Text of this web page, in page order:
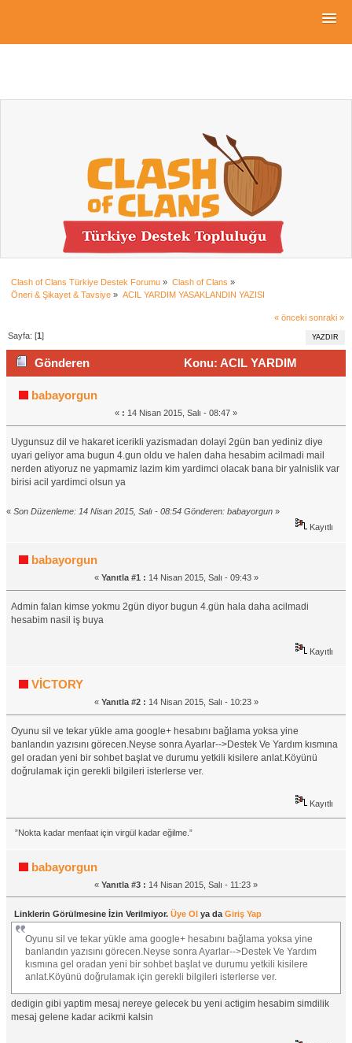
Clash of Clans Türkiye Destek Forumu » Clash of Clans »
Öneri & Şikayet & Tavsiye » ACIL YARDIM YASAKLANDIN YAZISI
« önceki sonraki »
YAZDIR
Sayfa: [1]
Gönderen
Konu: ACIL YARDIM
YASAKLANDIN YAZISI (Okunma sayısı 5791 defa)
babayorgun
« : 14 Nisan 2015, Salı - 08:47 »
Uygunsuz dil ve hakaret icerikli yazismadan dolayi 2gün ban yediniz diye
uyari geliyor ama bugun 4.gun oldu ve halen daha hesabim acilmadi mail
nerden atiyoruz ne yapmamiz lazim kim yardimci olacak bana bir yalnislik var
birisi acil yardimci olsun ya
« Son Düzenleme: 14 Nisan 2015, Salı - 08:54 Gönderen: babayorgun »
Kayıtlı
babayorgun
« Yanıtla #1 : 14 Nisan 2015, Salı - 09:43 »
Admin falan kimse yokmu 2gün diyor bugun 4.gün hala daha acilmadi
hesabim nasil iş buya
Kayıtlı
VİCTORY
« Yanıtla #2 : 14 Nisan 2015, Salı - 10:23 »
Oyunu sil ve tekar yükle ama google+ hesabını bağlama yoksa yine
banlandın yazısını görecen.Neyse sonra Ayarlar-->Destek Ve Yardım kısmına
gel oradan yeni bir sohbet başlat ve durumu yetkili kisilere anlat.Köyünü
doǧrulamak için gerekli bilgileri isterlerse ver.
Kayıtlı
”Nokta kadar menfaat için virgül kadar eğilme.”
babayorgun
« Yanıtla #3 : 14 Nisan 2015, Salı - 11:23 »
Linklerin Görülmesine İzin Verilmiyor. Üye Olya da Giriş Yap
Oyunu sil ve tekar yükle ama google+ hesabını bağlama yoksa yine
banlandın yazısını görecen.Neyse sonra Ayarlar-->Destek Ve Yardım
kısmına gel oradan yeni bir sohbet başlat ve durumu yetkili kisilere
anlat.Köyünü doǧrulamak için gerekli bilgileri isterlerse ver.
dedigin gibi yaptim mesaj nereye gelecek bu yeni actigim hesabim simdilik
mesaj gelene kadar acikmi kalsin